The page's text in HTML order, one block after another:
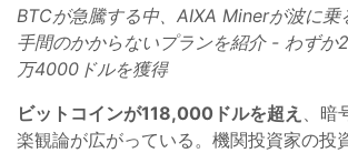
BTCが急騰する中、AIXA Minerが波に乗
手間のかからないプランを紹介 - わずか
万4000ドルを獲得
ビットコインが118,000ドルを超え
、
楽観論が広がっている。機関投資家の投